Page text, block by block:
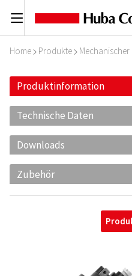
C
Home I Produkte I
Produktinformation
Technische Daten
Downloads
Zubehör